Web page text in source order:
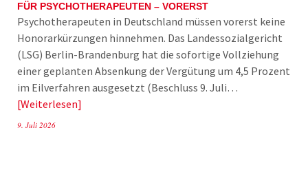
FÜR PSYCHOTHERAPEUTEN – VORERST
Psychotherapeuten in Deutschland müssen vorerst keine
Honorarkürzungen hinnehmen. Das Landessozialgericht
(LSG) Berlin-Brandenburg hat die sofortige Vollziehung
einer geplanten Absenkung der Vergütung um 4,5 Prozent
im Eilverfahren ausgesetzt (Beschluss 9. Juli…
Weiterlesen
9. Juli 2026